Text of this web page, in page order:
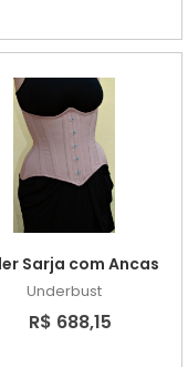
Sarja com Ancas
Underbust
R$ 688,15